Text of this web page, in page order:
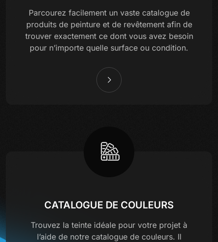
Parcourez facilement un vaste catalogue de
produits de peinture et de revêtement afin de
trouver exactement ce dont vous avez besoin
pour n’importe quelle surface ou condition.
CATALOGUE DE COULEURS
Trouvez la teinte idéale pour votre projet à
l’aide de notre catalogue de couleurs. Il